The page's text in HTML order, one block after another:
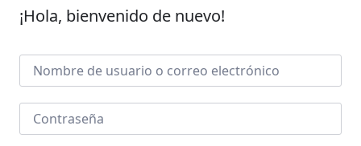
¡Hola, bienvenido de nuevo!